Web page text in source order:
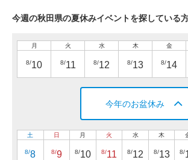
今週の秋田県の夏休みイベントを探している
月
8/10
火
8/11
水
8/12
木
8/13
金
8/14
今年のお盆休み
土
8/8
日
8/9
月
8/10
火
8/11
水
8/12
木
8/13 8/